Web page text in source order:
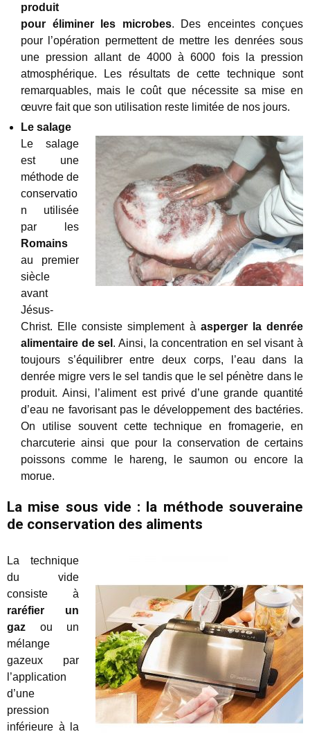
produit
pour éliminer les microbes. Des enceintes conçues
pour l’opération permettent de mettre les denrées sous
une pression allant de 4000 à 6000 fois la pression
atmosphérique. Les résultats de cette technique sont
remarquables, mais le coût que nécessite sa mise en
œuvre fait que son utilisation reste limitée de nos jours.
Le salage
Le salage
est une
méthode de
conservatio
n utilisée
par les
Romains
au premier
siècle
avant
Jésus-
Christ. Elle consiste simplement à asperger la denrée
alimentaire de sel . Ainsi, la concentration en sel visant à
toujours s’équilibrer entre deux corps, l’eau dans la
denrée migre vers le sel tandis que le sel pénètre dans le
produit. Ainsi, l’aliment est privé d’une grande quantité
d’eau ne favorisant pas le développement des bactéries.
On utilise souvent cette technique en fromagerie, en
charcuterie ainsi que pour la conservation de certains
poissons comme le hareng, le saumon ou encore la
morue.
La mise sous vide : la méthode souveraine
de conservation des aliments
La technique
du vide
consiste à
raréfier un
gaz ou un
mélange
gazeux par
l’application
d’une
pression
inférieure à la